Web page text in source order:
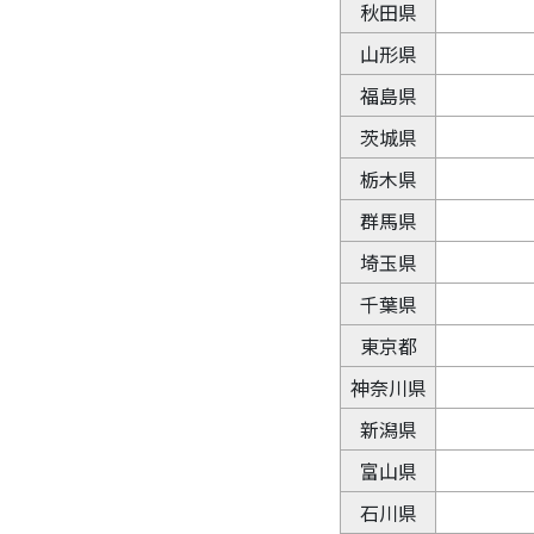
秋田県
山形県
福島県
茨城県
栃木県
群馬県
埼玉県
千葉県
東京都
神奈川県
新潟県
富山県
石川県